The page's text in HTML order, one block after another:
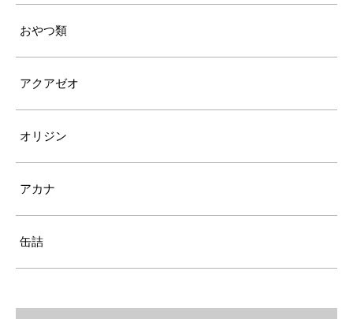
おやつ類
アクアゼオ
オリジン
アカナ
缶詰